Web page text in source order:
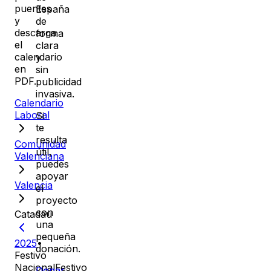
puentes
y
descarga
el
calendario
en
PDF.
Calendario
Laboral
Comunidad
Valenciana
Valencia
Catadau
2025•
Festivo
NacionalFestivo
España
de
forma
clara
y
sin
publicidad
invasiva.
Si
te
resulta
útil,
puedes
apoyar
el
proyecto
con
una
pequeña
donación.